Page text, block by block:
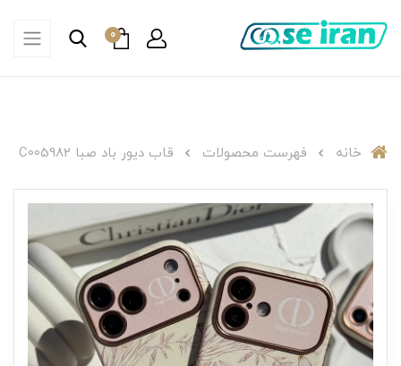
0
خانه فهرست محصولات قاب دیور باد صبا C005982